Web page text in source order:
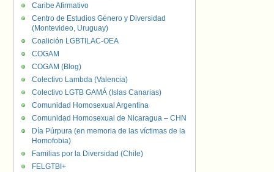
Caribe Afirmativo
Centro de Estudios Género y Diversidad
(Montevideo, Uruguay)
Coalición LGBTILAC-OEA
COGAM
COGAM (Blog)
Colectivo Lambda (Valencia)
Colectivo LGTB GAMÁ (Islas Canarias)
Comunidad Homosexual Argentina
Comunidad Homosexual de Nicaragua – CHN
Día Púrpura (en memoria de las víctimas de la
Homofobia)
Familias por la Diversidad (Chile)
FELGTBI+